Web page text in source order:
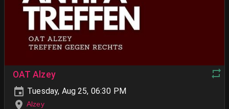
OAT Alzey
Tuesday, Aug 25, 06:30 PM
Alzey